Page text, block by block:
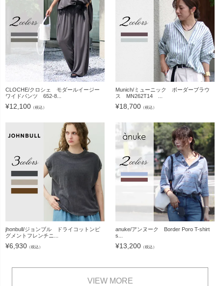
CLOCHE/クロシェ モダールイージー
ワイドパンツ 652-8...
¥12,100 （税込）
Munich/ミューニック ボーダーブラウ
ス MN262T14 ...
¥18,700 （税込）
jhonbull/ジョンブル ドライコットンピ
グメントフレンチニ...
¥6,930 （税込）
anuke/アンヌーク Border Poro T-shirt
s...
¥13,200 （税込）
VIEW MORE